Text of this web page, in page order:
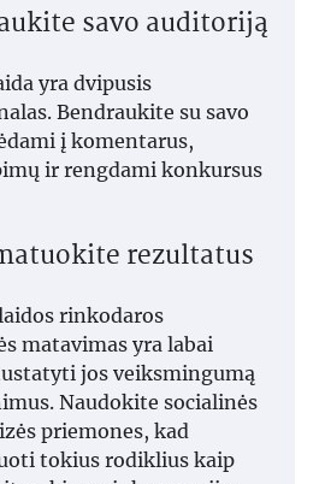
savo auditoriją
yra dvipusis
Bendraukite su savo
į komentarus,
ir rengdami konkursus
rezultatus
rinkodaros
matavimas yra labai
jos veiksmingumą
Naudokite socialinės
priemones, kad
tokius rodiklius kaip